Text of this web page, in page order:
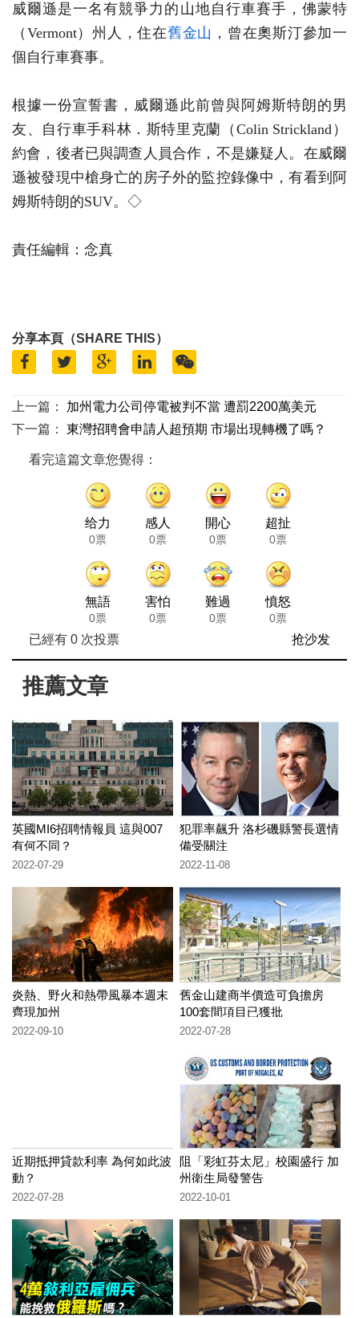
威爾遜是一名有競爭力的山地自行車賽手，佛蒙特
（Vermont）州人，住在舊金山 ，曾在奧斯汀參加一
個自行車賽事。
根據一份宣誓書，威爾遜此前曾與阿姆斯特朗的男
友、自行車手科林．斯特里克蘭（Colin Strickland）
約會，後者已與調查人員合作，不是嫌疑人。在威爾
遜被發現中槍身亡的房子外的監控錄像中，有看到阿
姆斯特朗的SUV。◇
責任編輯：念真
分享本頁（SHARE THIS）
上一篇：
加州電力公司停電被判不當 遭罰2200萬美元
下一篇：
東灣招聘會申請人超預期 市場出現轉機了嗎？
看完這篇文章您覺得：
给力
0票
感人
0票
開心
0票
超扯
0票
無語
0票
害怕
0票
難過
0票
憤怒
0票
已經有 0次投票 抢沙发
推薦文章
英國MI6招聘情報員 這與007
有何不同？
2022-07-29
犯罪率飆升 洛杉磯縣警長選情
備受關注
2022-11-08
炎熱、野火和熱帶風暴本週末
齊現加州
2022-09-10
舊金山建商半價造可負擔房
100套間項目已獲批
2022-07-28
近期抵押貸款利率 為何如此波
動？
2022-07-28
阻「彩虹芬太尼」校園盛行 加
州衛生局發警告
2022-10-01